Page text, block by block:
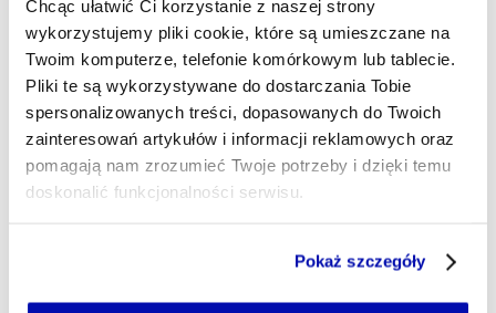
Chcąc ułatwić Ci korzystanie z naszej strony
wykorzystujemy pliki cookie, które są umieszczane na
Twoim komputerze, telefonie komórkowym lub tablecie.
Pliki te są wykorzystywane do dostarczania Tobie
spersonalizowanych treści, dopasowanych do Twoich
zainteresowań artykułów i informacji reklamowych oraz
pomagają nam zrozumieć Twoje potrzeby i dzięki temu
doskonalić funkcjonalności serwisu.
Jeżeli nie wyrażasz zgody na zapisywanie plików cookie,
Pokaż szczegóły
bo wierzę w dziennikarstwo bez clickbaitów,
tekstów typu "X mocno o Y" i treści marnujących
Twój czas.
miguel.ciolczyk-garcia@xyz.pl